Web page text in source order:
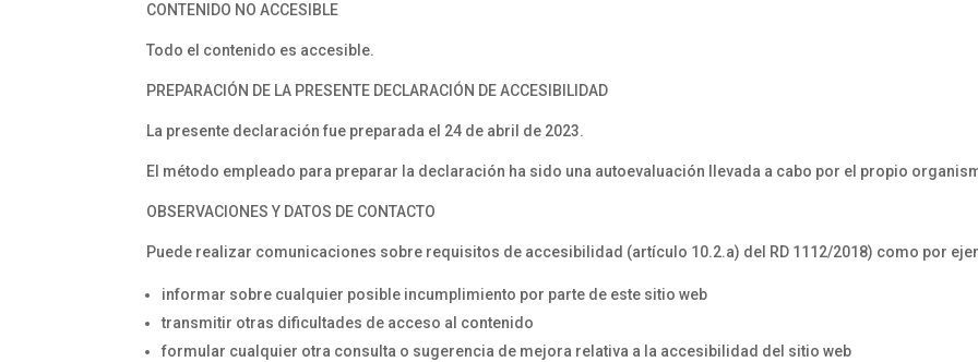
CONTENIDO NO ACCESIBLE
Todo el contenido es accesible.
PREPARACIÓN DE LA PRESENTE DECLARACIÓN DE ACCESIBILIDAD
La presente declaración fue preparada el 24 de abril de 2023.
El método empleado para preparar la declaración ha sido una autoevaluación llevada a cabo por el propio
OBSERVACIONES Y DATOS DE CONTACTO
Puede realizar comunicaciones sobre requisitos de accesibilidad (artículo 10.2.a) del RD 1112/2018) como por
informar sobre cualquier posible incumplimiento por parte de este sitio web
transmitir otras dificultades de acceso al contenido
formular cualquier otra consulta o sugerencia de mejora relativa a la accesibilidad del sitio web